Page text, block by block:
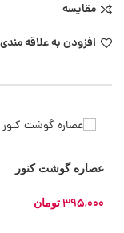
مقایسه
افزودن به علاقه مندی
عصاره گوشت کنور
395,000تومان